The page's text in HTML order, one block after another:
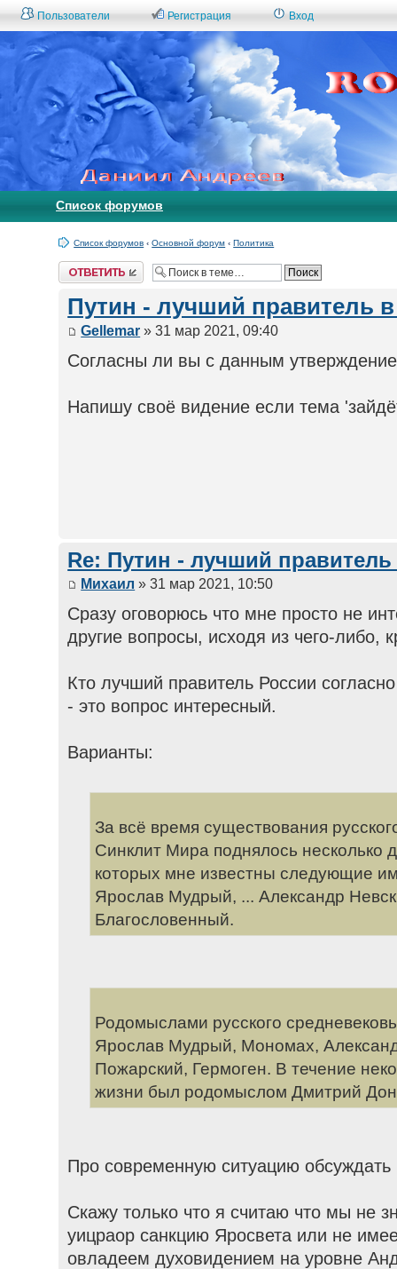
Пользователи Регистрация Вход
Список форумов
Список форумов ‹ Основной форум ‹ Политика
Ответить
Путин - лучший правитель
Gellemar » 31 мар 2021, 09:40
Согласны ли вы с данным
Напишу своё видение если тема
Re: Путин - лучший
Михаил » 31 мар 2021, 10:50
Сразу оговорюсь что мне просто не
другие вопросы, исходя из чего-либо,
Кто лучший правитель России
- это вопрос интересный.
Варианты:
За всё время существования
Синклит Мира поднялось несколько
которых мне известны следующие
Ярослав Мудрый, ... Александр
Благословенный.
Родомыслами русского
Ярослав Мудрый, Мономах,
Пожарский, Гермоген. В течение
жизни был родомыслом Дмитрий
Про современную ситуацию обсуждать
Скажу только что я считаю что мы не
уицраор санкцию Яросвета или не
овладеем духовидением на уровне